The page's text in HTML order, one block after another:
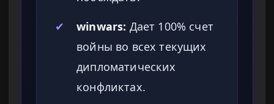
✔
winwars: Дает 100% счет
войны во всех текущих
дипломатических
конфликтах.